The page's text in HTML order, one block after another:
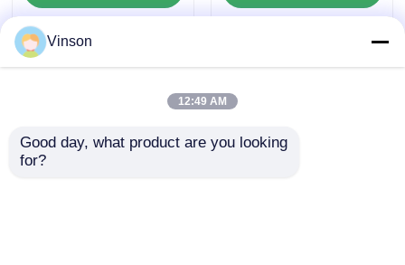
住宅用RO膜
浄水器接続継手
タ
Vinson
12:49 AM
Good day, what product are you looking
for?